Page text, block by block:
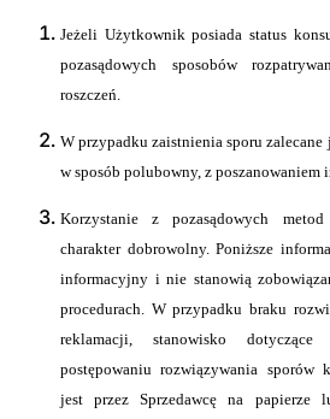
Jeżeli Użytkownik posiada status
pozasądowych sposobów
roszczeń.
W przypadku zaistnienia sporu zalecane
w sposób polubowny, z poszanowaniem
Korzystanie z pozasądowych
charakter dobrowolny. Poniższe
informacyjny i nie stanowią
procedurach. W przypadku braku
reklamacji, stanowisko
postępowaniu rozwiązywania sporów
jest przez Sprzedawcę na papierze